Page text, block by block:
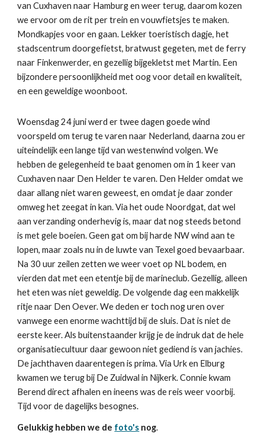
van Cuxhaven naar Hamburg en weer terug, daarom kozen
we ervoor om de rit per trein en vouwfietsjes te maken.
Mondkapjes voor en gaan. Lekker toeristisch dagje, het
stadscentrum doorgefietst, bratwust gegeten, met de ferry
naar Finkenwerder, en gezellig bijgekletst met Martin. Een
bijzondere persoonlijkheid met oog voor detail en kwaliteit,
en een geweldige woonboot.
Woensdag 24 juni werd er twee dagen goede wind
voorspeld om terug te varen naar Nederland, daarna zou er
uiteindelijk een lange tijd van westenwind volgen. We
hebben de gelegenheid te baat genomen om in 1 keer van
Cuxhaven naar Den Helder te varen. Den Helder omdat we
daar allang niet waren geweest, en omdat je daar zonder
omweg het zeegat in kan. Via het oude Noordgat, dat wel
aan verzanding onderhevig is, maar dat nog steeds betond
is met gele boeien. Geen gat om bij harde NW wind aan te
lopen, maar zoals nu in de luwte van Texel goed bevaarbaar.
Na 30 uur zeilen zetten we weer voet op NL bodem, en
vierden dat met een etentje bij de marineclub. Gezellig, alleen
het eten was niet geweldig. De volgende dag een makkelijk
ritje naar Den Oever. We deden er toch nog uren over
vanwege een enorme wachttijd bij de sluis. Dat is niet de
eerste keer. Als buitenstaander krijg je de indruk dat de hele
organisatiecultuur daar gewoon niet gediend is van jachies.
De jachthaven daarentegen is prima. Via Urk en Elburg
kwamen we terug bij De Zuidwal in Nijkerk. Connie kwam
Berend direct afhalen en ineens was de reis weer voorbij.
Tijd voor de dagelijks besognes.
Gelukkig hebben we de foto's nog.